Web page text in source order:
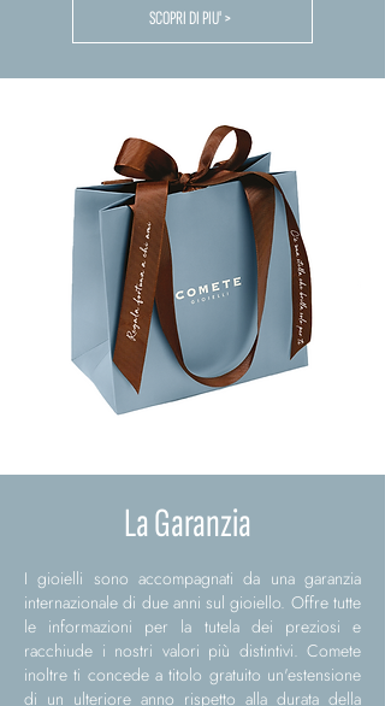
SCOPRI DI PIU' >
La Garanzia
I gioielli sono accompagnati da una garanzia
internazionale di due anni sul gioiello. Offre tutte
le informazioni per la tutela dei preziosi e
racchiude i nostri valori più distintivi. Comete
inoltre ti concede a titolo gratuito un'estensione
di un ulteriore anno rispetto alla durata della